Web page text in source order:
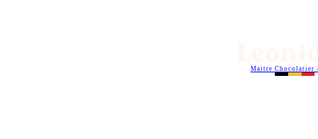
Maitre Chocolatier